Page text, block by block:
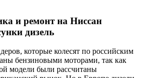
и ремонт на Ниссан
дизель
которые колесят по российским
бензиновыми моторами, так как
модели были рассчитаны